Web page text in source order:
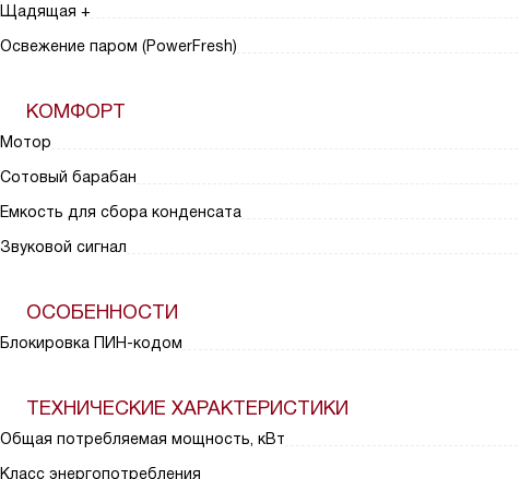
Щадящая +
Освежение паром (PowerFresh)
КОМФОРТ
Мотор
Сотовый барабан
Емкость для сбора конденсата
Звуковой сигнал
ОСОБЕННОСТИ
Блокировка ПИН-кодом
ТЕХНИЧЕСКИЕ ХАРАКТЕРИСТИКИ
Общая потребляемая мощность, кВт
Класс энергопотребления